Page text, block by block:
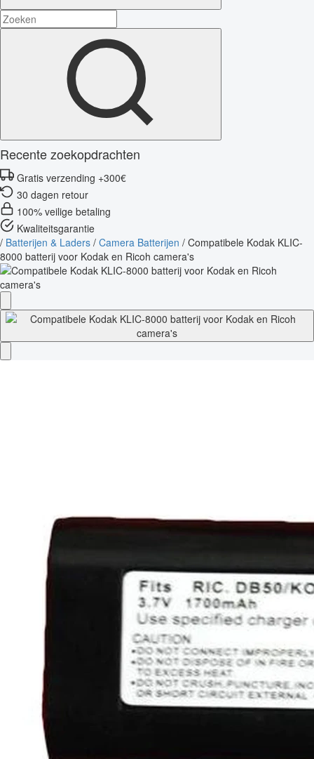
Recente zoekopdrachten
Gratis verzending +300€
30 dagen retour
100% veilige betaling
Kwaliteitsgarantie
/ Batterijen & Laders / Camera Batterijen / Compatibele Kodak KLIC-
8000 batterij voor Kodak en Ricoh camera's